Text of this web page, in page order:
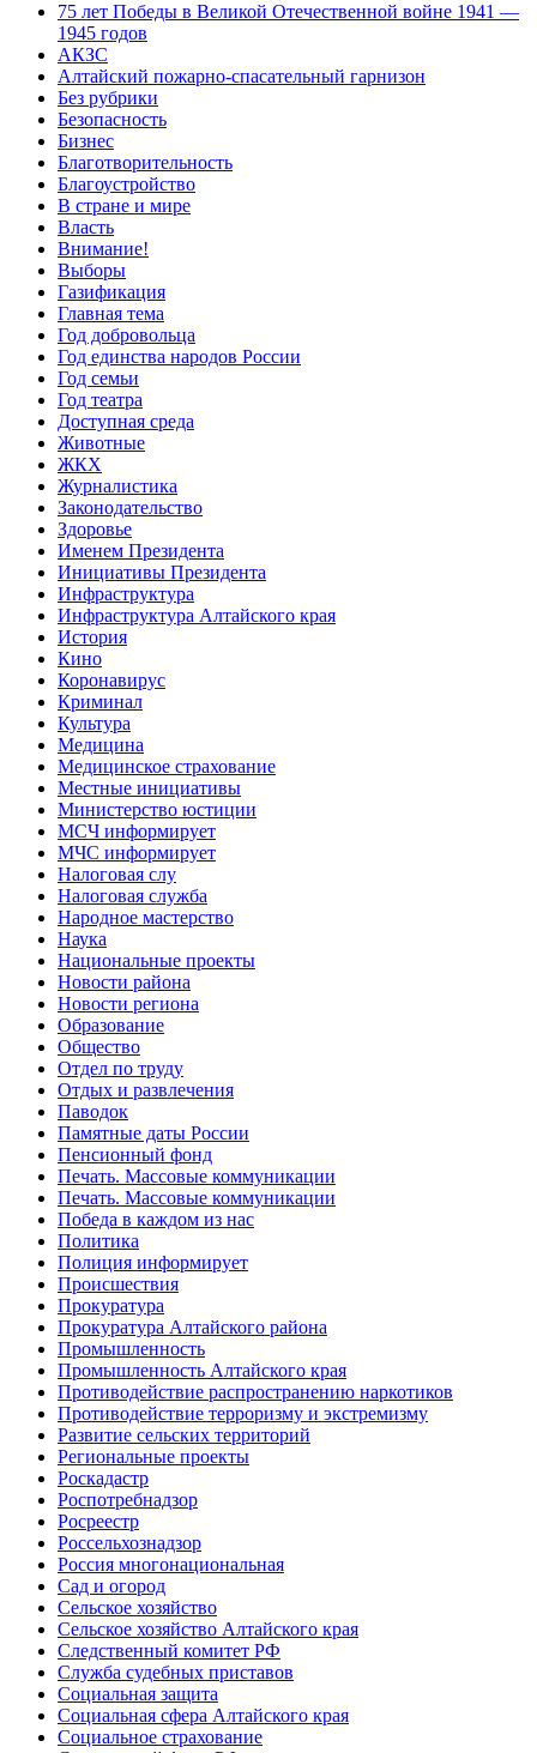
75 лет Победы в Великой Отечественной войне 1941 —
1945 годов
АКЗС
Алтайский пожарно-спасательный гарнизон
Без рубрики
Безопасность
Бизнес
Благотворительность
Благоустройство
В стране и мире
Власть
Внимание!
Выборы
Газификация
Главная тема
Год добровольца
Год единства народов России
Год семьи
Год театра
Доступная среда
Животные
ЖКХ
Журналистика
Законодательство
Здоровье
Именем Президента
Инициативы Президента
Инфраструктура
Инфраструктура Алтайского края
История
Кино
Коронавирус
Криминал
Культура
Медицина
Медицинское страхование
Местные инициативы
Министерство юстиции
МСЧ информирует
МЧС информирует
Налоговая слу
Налоговая служба
Народное мастерство
Наука
Национальные проекты
Новости района
Новости региона
Образование
Общество
Отдел по труду
Отдых и развлечения
Паводок
Памятные даты России
Пенсионный фонд
Печать. Массовые коммуникации
Печать. Массовые коммуникации
Победа в каждом из нас
Политика
Полиция информирует
Происшествия
Прокуратура
Прокуратура Алтайского района
Промышленность
Промышленность Алтайского края
Противодействие распространению наркотиков
Противодействие терроризму и экстремизму
Развитие сельских территорий
Региональные проекты
Роскадастр
Роспотребнадзор
Росреестр
Россельхознадзор
Россия многонациональная
Сад и огород
Сельское хозяйство
Сельское хозяйство Алтайского края
Следственный комитет РФ
Служба судебных приставов
Социальная защита
Социальная сфера Алтайского края
Социальное страхование